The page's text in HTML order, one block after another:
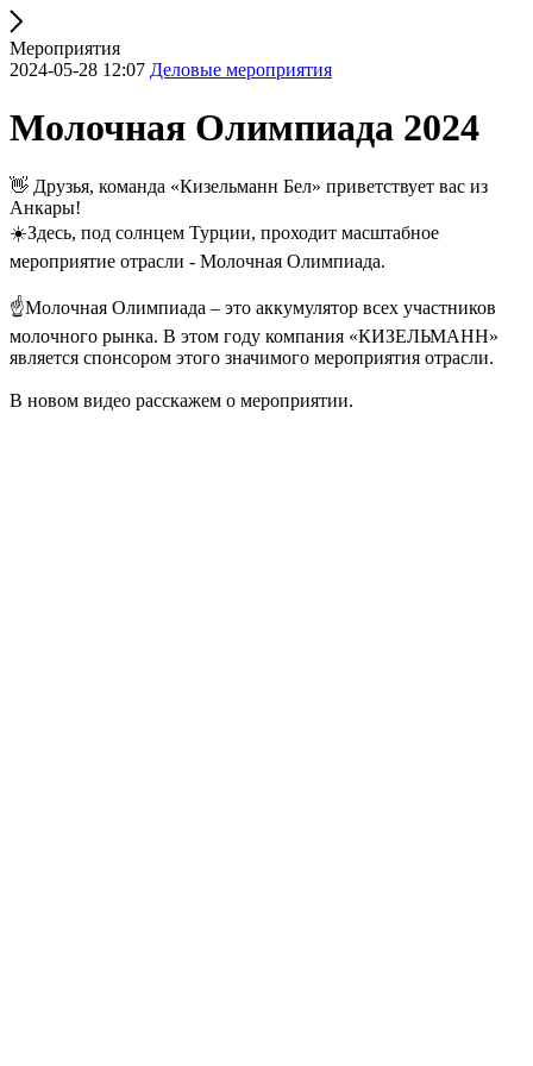
Мероприятия
2024-05-28 12:07 Деловые мероприятия
Молочная Олимпиада 2024
👋 Друзья, команда «Кизельманн Бел» приветствует вас из
Анкары!
☀️Здесь, под солнцем Турции, проходит масштабное
мероприятие отрасли - Молочная Олимпиада.
☝️Молочная Олимпиада – это аккумулятор всех участников
молочного рынка. В этом году компания «КИЗЕЛЬМАНН»
является спонсором этого значимого мероприятия отрасли.
В новом видео расскажем о мероприятии.